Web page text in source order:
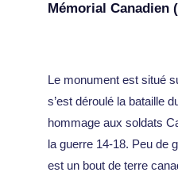
Mémorial Canadien
Le monument est situé
s’est déroulé la bataille
hommage aux soldats
la guerre 14-18. Peu de
est un bout de terre